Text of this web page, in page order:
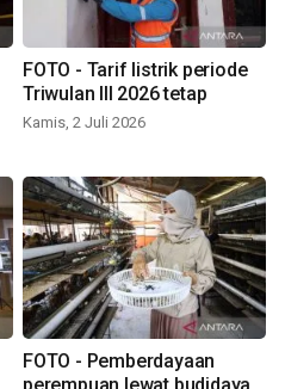
FOTO - Tarif listrik periode
Triwulan III 2026 tetap
Kamis, 2 Juli 2026
FOTO - Pemberdayaan